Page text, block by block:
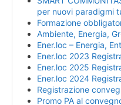
per nuovi paradigmi
Formazione
Ambiente, Energia,
Ener.loc – Energia,
Ener.loc 2023
Ener.loc 2025
Ener.loc 2024
Registrazione
Promo PA al